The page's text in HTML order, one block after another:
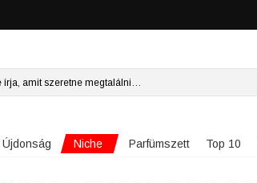
Újdonság Niche Parfümszett Top 10